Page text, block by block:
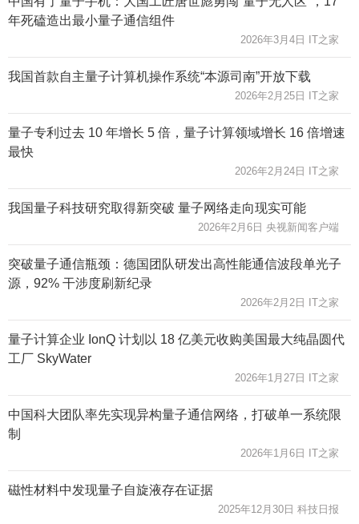
年死磕造出最小量子通信组件
2026年3月4日 IT之家
我国首款自主量子计算机操作系统“本源司南”开放下载
2026年2月25日 IT之家
量子专利过去 10 年增长 5 倍，量子计算领域增长 16 倍增速
最快
2026年2月24日 IT之家
我国量子科技研究取得新突破 量子网络走向现实可能
2026年2月6日 央视新闻客户端
突破量子通信瓶颈：德国团队研发出高性能通信波段单光子
源，92% 干涉度刷新纪录
2026年2月2日 IT之家
量子计算企业 IonQ 计划以 18 亿美元收购美国最大纯晶圆代
工厂 SkyWater
2026年1月27日 IT之家
中国科大团队率先实现异构量子通信网络，打破单一系统限
制
2026年1月6日 IT之家
磁性材料中发现量子自旋液存在证据
2025年12月30日 科技日报